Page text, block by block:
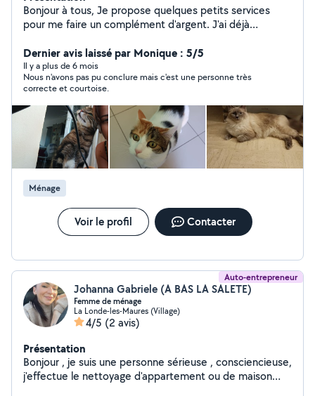
Bonjour à tous, Je propose quelques petits services
pour me faire un complément d'argent. J'ai déjà
nounou, et je garde régulièrement des chats. N'hésitez
pas à me demander plus de renseignements. A bientôt !
Dernier avis laissé par Monique : 5/5
Il y a plus de 6 mois
Nous n'avons pas pu conclure mais c'est une personne très
correcte et courtoise.
Ménage
Voir le profil Contacter
Auto-entrepreneur
Johanna Gabriele (A BAS LA SALETE)
Femme de ménage
La Londe-les-Maures (Village)
4/5 (2 avis)
Présentation
Bonjour , je suis une personne sérieuse , consciencieuse,
j'effectue le nettoyage d'appartement ou de maison